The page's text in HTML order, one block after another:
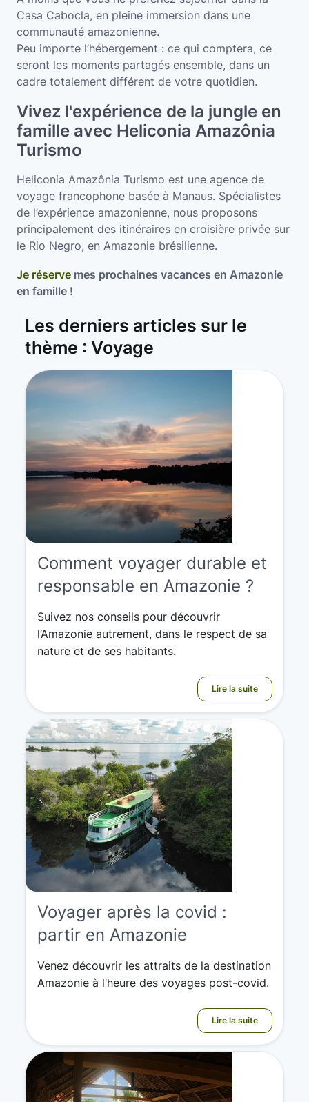
Casa Cabocla, en pleine immersion dans une
communauté amazonienne.
Peu importe l’hébergement : ce qui comptera, ce
seront les moments partagés ensemble, dans un
cadre totalement différent de votre quotidien.
Vivez l'expérience de la jungle en
famille avec Heliconia Amazônia
Turismo
Heliconia Amazônia Turismo est une agence de
voyage francophone basée à Manaus. Spécialistes
de l’expérience amazonienne, nous proposons
principalement des itinéraires en croisière privée sur
le Rio Negro, en Amazonie brésilienne.
Je réserve mes prochaines vacances en Amazonie
en famille !
Les derniers articles sur le
thème : Voyage
Comment voyager durable et
responsable en Amazonie ?
Suivez nos conseils pour découvrir
l’Amazonie autrement, dans le respect de sa
nature et de ses habitants.
Lire la suite
Voyager après la covid :
partir en Amazonie
Venez découvrir les attraits de la destination
Amazonie à l’heure des voyages post-covid.
Lire la suite